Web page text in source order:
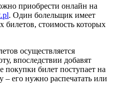
приобрести онлайн на
. Один болельщик имеет
билетов, стоимость которых
осуществляется
впоследствии добавят
покупки билет поступает на
его нужно распечатать или